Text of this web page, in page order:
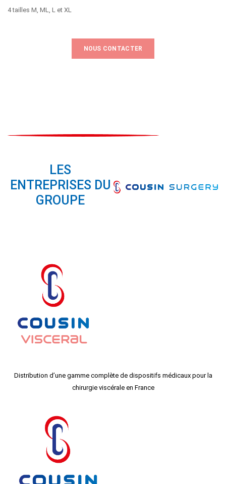
4 tailles M, ML, L et XL
NOUS CONTACTER
LES
ENTREPRISES DU
GROUPE
Distribution d’une gamme complète de dispositifs médicaux pour la
chirurgie viscérale en France